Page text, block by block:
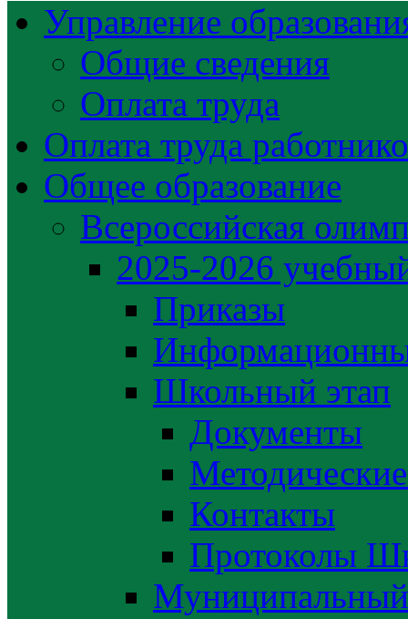
Управление
Общие сведения
Оплата труда
Оплата труда
Общее образование
Всероссийская
2025-2026
Приказы
Школьный этап
Документы
Контакты
Протоколы
Муниципальный